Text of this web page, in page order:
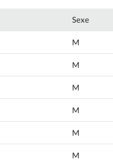
Sexe
M
M
M
M
M
M